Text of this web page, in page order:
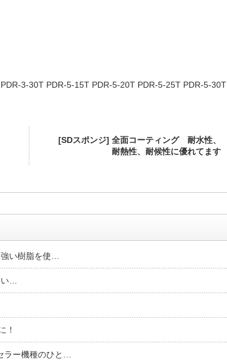
3-30T PDR-5-15T PDR-5-20T PDR-5-25T PDR-5-30T
[SDスポンジ] 全面コーティング 耐水性、
耐熱性、耐候性に優れてます
い樹脂を使…
…
！
ー機種のひと…